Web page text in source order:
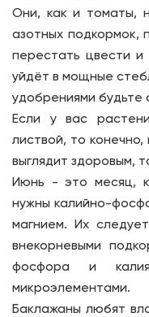
Они, как и томаты,
азотных подкормок,
перестать цвести и
уйдёт в мощные
удобрениями будьте
Если у вас
листвой, то
выглядит здоровым,
Июнь - это месяц,
нужны калийно-
магнием. Их
внекорневыми
фосфора и
микроэлементами.
Баклажаны любят